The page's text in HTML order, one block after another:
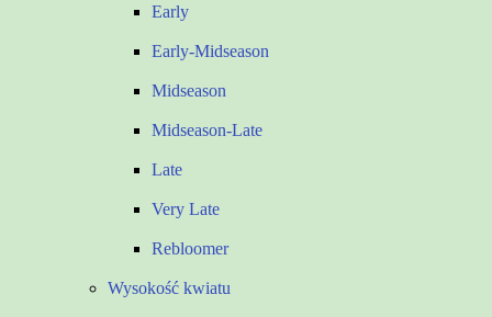
Early
Early-Midseason
Midseason
Midseason-Late
Late
Very Late
Rebloomer
Wysokość kwiatu